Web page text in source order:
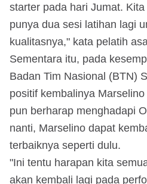
starter pada hari Jumat.
punya dua sesi latihan lagi
kualitasnya," kata pelatih
Sementara itu, pada
Badan Tim Nasional (BTN)
positif kembalinya
pun berharap menghadapi
nanti, Marselino dapat
terbaiknya seperti dulu.
"Ini tentu harapan kita
akan kembali lagi pada